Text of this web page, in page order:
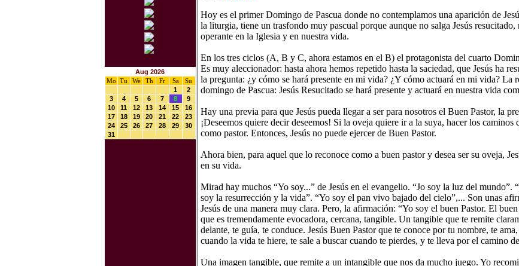
Aug 2026
Mo Tu We Th Fr Sa
Su
1
2
3
4 5 6 7 8
9
10
11 12 13 14 15
16
17
18 19 20 21 22
23
24
25 26 27 28 29
30
31
Hoy es el primer Domingo de Pascua donde no contemplamos una aparición de
la liturgia, tiene un trasfondo muy pascual porque aunque no salga Jesús
operante en la Iglesia y en nuestra vida.
En los tres ciclos (A, B y C, ahora estamos en el B) el protagonista del cuarto
Es muy aleccionador: hasta ahora hemos repetido hasta la saciedad, que Jesús ha
la pregunta: ¿y cómo se hará presente en mi vida? ¿Y cómo actuará en mi vida? La
domingo de Pascua: Jesús Resucitado se hará presente y actuará en nuestra vida
Hay una previa para que Jesús pueda llegar a ser para nosotros el Buen Pastor, la
¡Deseemos quiere decir deseemos! Si la oveja quiere ir a la suya, hacer los
como pastor. Entonces, Jesús no puede ejercer de Buen Pastor.
Ahora bien, para aquel que lo reconoce como a buen pastor y desea ser su oveja,
en su vida.
Mirad hay muchos “Yo soy...” de Jesús en el evangelio. “Jo soy la luz del
soy la resurrección y la vida”. “Yo soy el pan vivo bajado del cielo”,... Son unas
Jesús de una manera muy clara. Pero, la afirmación: “Yo soy el buen Pastor. El
que es tremendamente evocadora, cercana, tangible. Un tangible que te remite
delante, te guía, te conduce. Jesús Buen Pastor que te conoce por tu nombre, te
cuando la vida te hiere, te sale a buscar cuando te pierdes, y te lleva por el camino
Una imagen tangible, que remite a un intangible que nos da mucho juego. Yo